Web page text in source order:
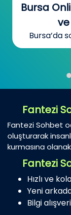
Fantezi
Fantezi Sohbet
oluşturarak
kurmasına
Fantezi
Hızlı ve
Yeni
Bilgi